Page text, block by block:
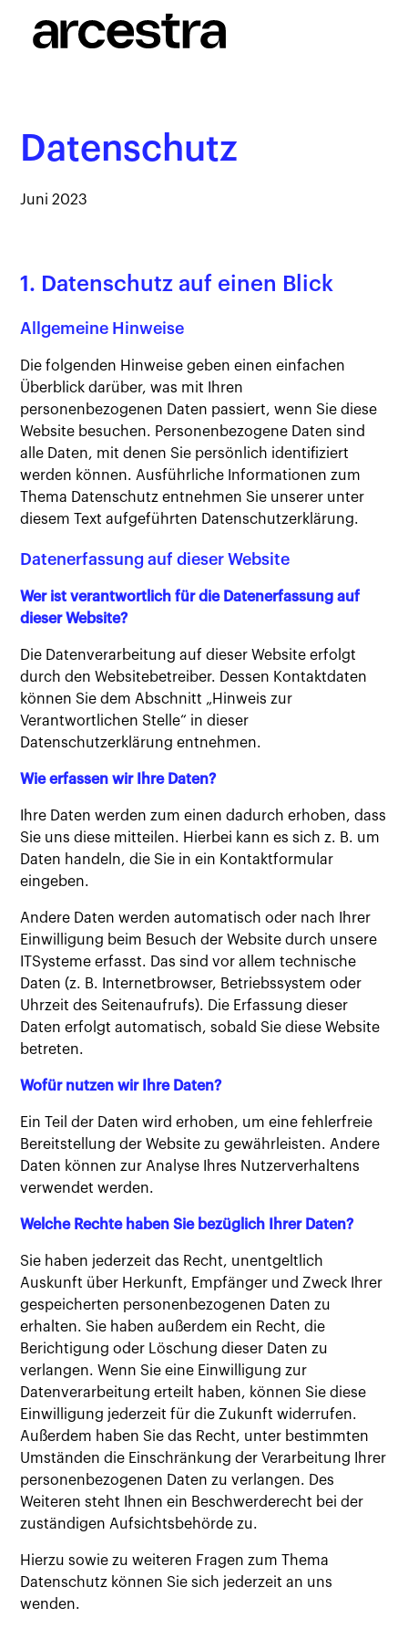
Datenschutz
Juni 2023
1. Datenschutz auf einen Blick
Allgemeine Hinweise
Die folgenden Hinweise geben einen einfachen
Überblick darüber, was mit Ihren
personenbezogenen Daten passiert, wenn Sie diese
Website besuchen. Personenbezogene Daten sind
alle Daten, mit denen Sie persönlich identifiziert
werden können. Ausführliche Informationen zum
Thema Datenschutz entnehmen Sie unserer unter
diesem Text aufgeführten Datenschutzerklärung.
Datenerfassung auf dieser Website
Wer ist verantwortlich für die Datenerfassung auf
dieser Website?
Die Datenverarbeitung auf dieser Website erfolgt
durch den Websitebetreiber. Dessen Kontaktdaten
können Sie dem Abschnitt „Hinweis zur
Verantwortlichen Stelle“ in dieser
Datenschutzerklärung entnehmen.
Wie erfassen wir Ihre Daten?
Ihre Daten werden zum einen dadurch erhoben, dass
Sie uns diese mitteilen. Hierbei kann es sich z. B. um
Daten handeln, die Sie in ein Kontaktformular
eingeben.
Andere Daten werden automatisch oder nach Ihrer
Einwilligung beim Besuch der Website durch unsere
ITSysteme erfasst. Das sind vor allem technische
Daten (z. B. Internetbrowser, Betriebssystem oder
Uhrzeit des Seitenaufrufs). Die Erfassung dieser
Daten erfolgt automatisch, sobald Sie diese Website
betreten.
Wofür nutzen wir Ihre Daten?
Ein Teil der Daten wird erhoben, um eine fehlerfreie
Bereitstellung der Website zu gewährleisten. Andere
Daten können zur Analyse Ihres Nutzerverhaltens
verwendet werden.
Welche Rechte haben Sie bezüglich Ihrer Daten?
Sie haben jederzeit das Recht, unentgeltlich
Auskunft über Herkunft, Empfänger und Zweck Ihrer
gespeicherten personenbezogenen Daten zu
erhalten. Sie haben außerdem ein Recht, die
Berichtigung oder Löschung dieser Daten zu
verlangen. Wenn Sie eine Einwilligung zur
Datenverarbeitung erteilt haben, können Sie diese
Einwilligung jederzeit für die Zukunft widerrufen.
Außerdem haben Sie das Recht, unter bestimmten
Umständen die Einschränkung der Verarbeitung Ihrer
personenbezogenen Daten zu verlangen. Des
Weiteren steht Ihnen ein Beschwerderecht bei der
zuständigen Aufsichtsbehörde zu.
Hierzu sowie zu weiteren Fragen zum Thema
Datenschutz können Sie sich jederzeit an uns
wenden.